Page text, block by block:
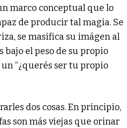
marco conceptual que lo
de producir tal magia. Se
se masifica su imágen al
bajo el peso de su propio
“¿querés ser tu propio
dos cosas. En principio,
son más viejas que orinar